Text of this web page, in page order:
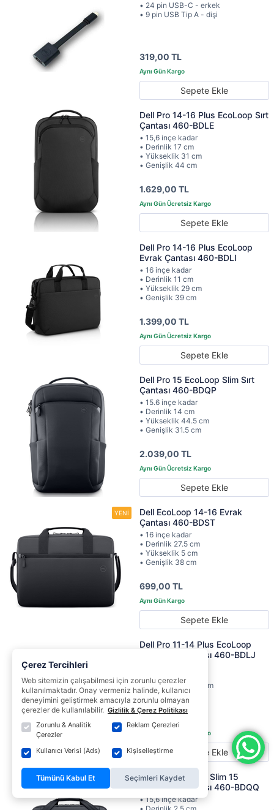
• 24 pin USB-C - erkek
• 9 pin USB Tip A - dişi
319,00 TL
Sepete Ekle
Dell Pro 14-16 Plus EcoLoop Sırt
Çantası 460-BDLE
• 15,6 inçe kadar
• Derinlik 17 cm
• Yükseklik 31 cm
• Genişlik 44 cm
1.629,00 TL
Sepete Ekle
Dell Pro 14-16 Plus EcoLoop
Evrak Çantası 460-BDLI
• 16 inçe kadar
• Derinlik 11 cm
• Yükseklik 29 cm
• Genişlik 39 cm
1.399,00 TL
Sepete Ekle
Dell Pro 15 EcoLoop Slim Sırt
Çantası 460-BDQP
• 15.6 inçe kadar
• Derinlik 14 cm
• Yükseklik 44.5 cm
• Genişlik 31.5 cm
2.039,00 TL
Sepete Ekle
Dell EcoLoop 14-16 Evrak
Çantası 460-BDST
• 16 inçe kadar
• Derinlik 27.5 cm
• Yükseklik 5 cm
• Genişlik 38 cm
699,00 TL
Sepete Ekle
Dell Pro 11-14 Plus EcoLoop
Notebook Çantası 460-BDLJ
• Derinlik 3 cm
• Yükseklik 24.50 cm
• Genişlik 35 cm
Sepete Ekle
Dell EcoLoop Pro Slim 15
Notebook Çantası 460-BDQQ
• 15,6 inçe kadar
Çerez Tercihleri
Web sitemizin çalışabilmesi için zorunlu çerezler
kullanılmaktadır. Onay vermeniz halinde, kullanıcı
deneyimini geliştirmek amacıyla zorunlu olmayan
çerezler de kullanılabilir. Gizlilik & Çerez Politikası
Zorunlu & Analitik
Çerezler
Reklam Çerezleri
Kullanıcı Verisi (Ads) Kişiselleştirme
Tümünü Kabul Et Seçimleri Kaydet